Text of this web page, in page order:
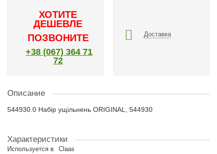
ХОТИТЕ
ДЕШЕВЛЕ
ПОЗВОНИТЕ
+38 (067) 364 71
72
Доставка
Описание
544930.0 Набір ущільнень ORIGINAL, 544930
Характеристики
Используется в
Claas